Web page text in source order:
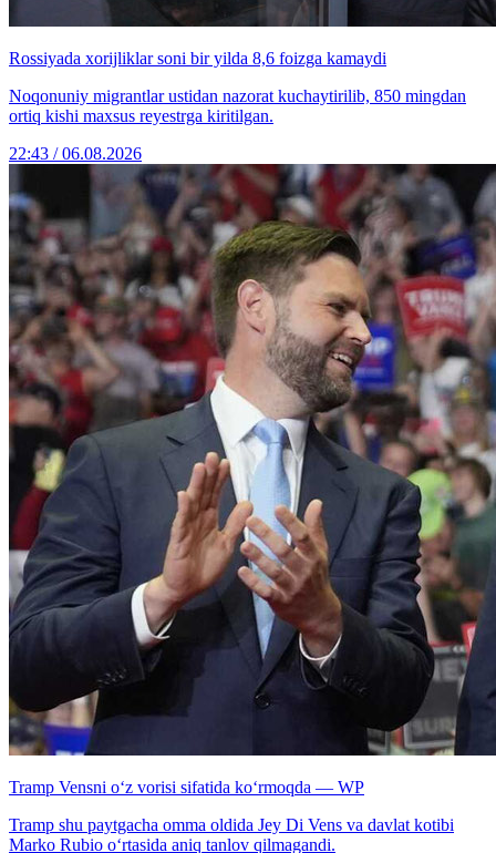
Rossiyada xorijliklar soni bir yilda 8,6 foizga kamaydi
Noqonuniy migrantlar ustidan nazorat kuchaytirilib, 850 mingdan
ortiq kishi maxsus reyestrga kiritilgan.
22:43 / 06.08.2026
Tramp Vensni o‘z vorisi sifatida ko‘rmoqda — WP
Tramp shu paytgacha omma oldida Jey Di Vens va davlat kotibi
Marko Rubio o‘rtasida aniq tanlov qilmagandi.